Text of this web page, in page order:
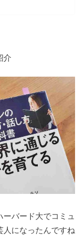
介
バード大でコミュ
人になったんですね